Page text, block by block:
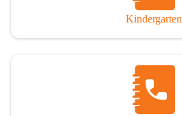
Kindergarten